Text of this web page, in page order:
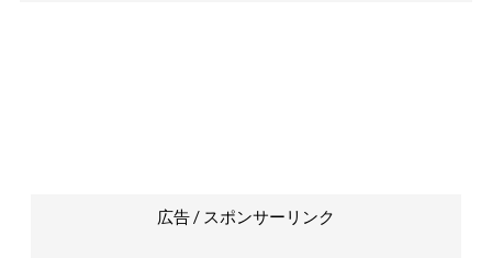
広告 / スポンサーリンク